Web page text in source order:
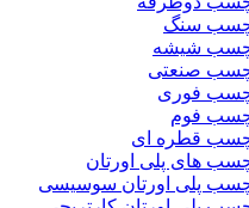
سنگ
شیشه
صنعتی
فوری
فوم
قطره ای
های پلی اورتان
پلی اورتان سوسیسی